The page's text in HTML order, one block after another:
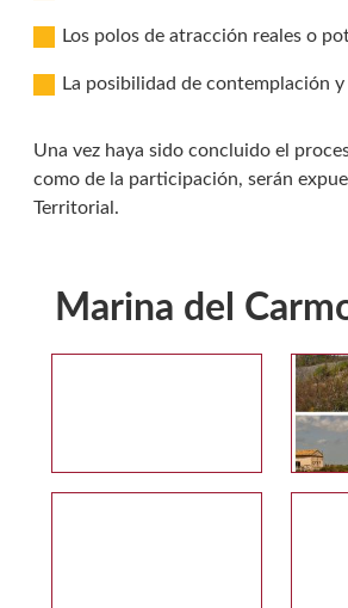
Los polos de atracción reales o
La posibilidad de contemplación
Una vez haya sido concluido el
como de la participación, serán
Territorial.
Marina del